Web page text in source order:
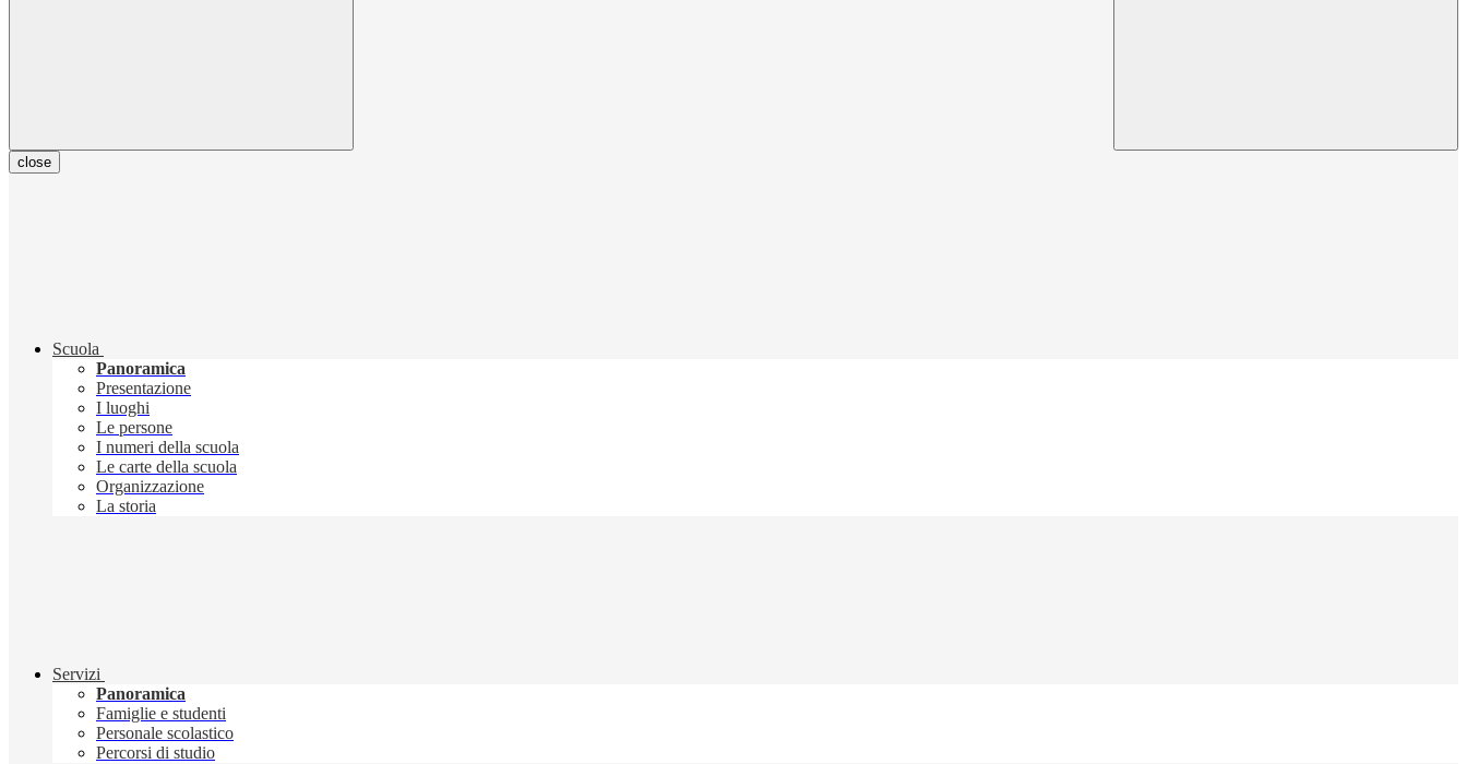
close
Scuola
Panoramica
Presentazione
I luoghi
Le persone
I numeri della scuola
Le carte della scuola
Organizzazione
La storia
Servizi
Panoramica
Famiglie e studenti
Personale scolastico
Percorsi di studio